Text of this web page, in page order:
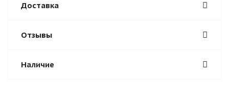
Доставка
Отзывы
Наличие